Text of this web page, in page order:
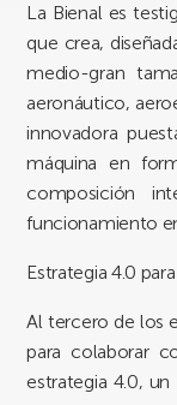
La Bienal es
que crea,
medio-gran
aeronáutico,
innovadora
máquina en
composición
funcionamiento
Estrategia 4.0
Al tercero de los
para colaborar
estrategia 4.0,